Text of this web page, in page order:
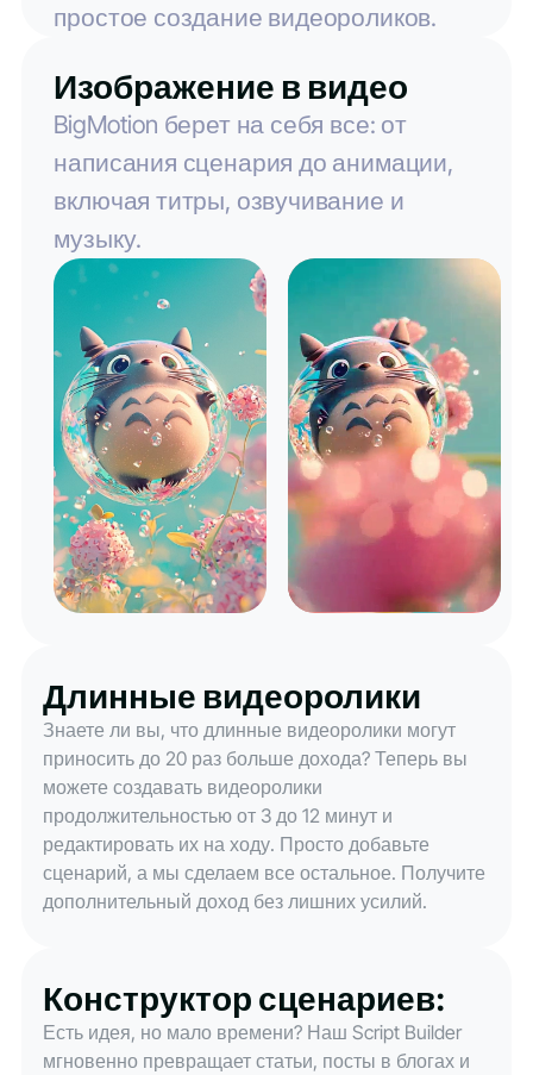
простое создание видеороликов.
Изображение в видео
BigMotion берет на себя все: от
написания сценария до анимации,
включая титры, озвучивание и
музыку.
Длинные видеоролики
Знаете ли вы, что длинные видеоролики могут
приносить до 20 раз больше дохода? Теперь вы
можете создавать видеоролики
продолжительностью от 3 до 12 минут и
редактировать их на ходу. Просто добавьте
сценарий, а мы сделаем все остальное. Получите
дополнительный доход без лишних усилий.
Конструктор сценариев:
Есть идея, но мало времени? Наш Script Builder
мгновенно превращает статьи, посты в блогах и